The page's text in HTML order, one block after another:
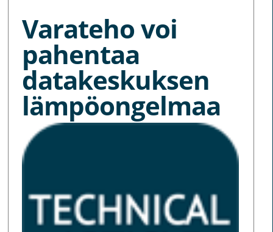
Varateho voi
pahentaa
datakeskuksen
lämpöongelmaa